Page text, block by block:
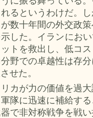
るというわけだ。
数十年間の外交政
した。イランにお
トを救出し、低コ
野での卓越性は存
せた。
カが力の価値を過
隊に迅速に補給す
で非対称戦争を戦